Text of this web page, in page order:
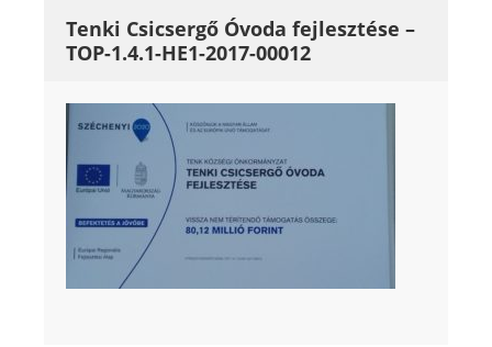
Tenki Csicsergő Óvoda fejlesztése –
TOP-1.4.1-HE1-2017-00012